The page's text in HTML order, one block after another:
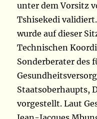
unter dem Vorsitz
Tshisekedi
wurde auf dieser
Technischen
Sonderberater des
Staatsoberhaupts,
vorgestellt. Laut